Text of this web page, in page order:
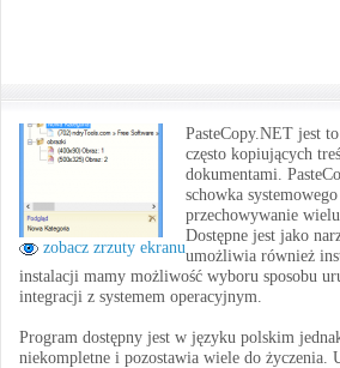
zobacz zrzuty ekranu
PasteCopy.NET jest
często kopiujących
dokumentami.
schowka
przechowywanie
Dostępne jest jako
umożliwia również
instalacji mamy możliwość wyboru sposobu
integracji z systemem operacyjnym.
Program dostępny jest w języku polskim
niekompletne i pozostawia wiele do życzenia.